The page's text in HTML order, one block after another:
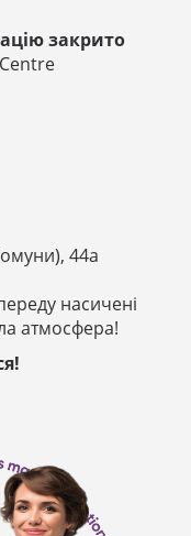
закрито
44а
насичені
атмосфера!